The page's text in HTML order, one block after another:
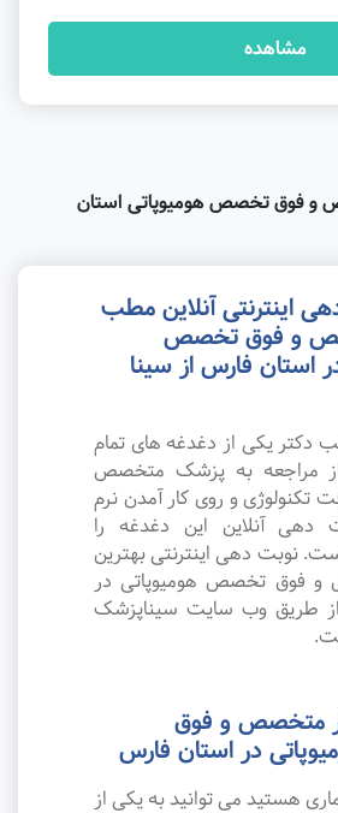
مشاهده
و فوق تخصص هومیوپاتی استان
اینترنتی آنلاین مطب
و فوق تخصص
استان فارس از سینا
دکتر یکی از دغدغه های تمام
از مراجعه به پزشک متخصص
تکنولوژی و روی کار آمدن نرم
دهی آنلاین این دغدغه را
نوبت دهی اینترنتی بهترین
فوق تخصص هومیوپاتی در
طریق وب سایت سیناپزشک
متخصص و فوق
در استان فارس
هستید می توانید به یکی از